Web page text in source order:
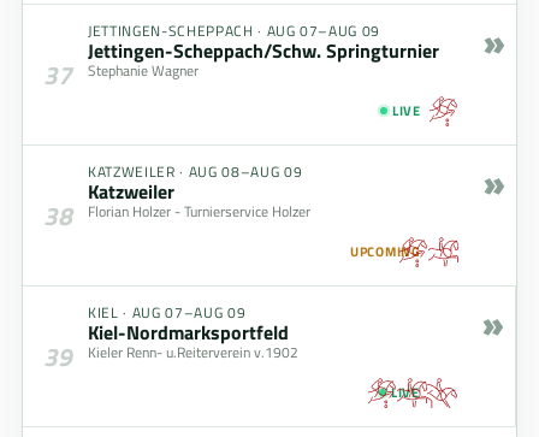
37
JETTINGEN-SCHEPPACH · AUG 07–AUG 09
Jettingen-Scheppach/Schw. Springturnier
Stephanie Wagner
LIVE
»
38
KATZWEILER · AUG 08–AUG 09
Katzweiler
Florian Holzer - Turnierservice Holzer
UPCOMING
»
39
KIEL · AUG 07–AUG 09
Kiel-Nordmarksportfeld
Kieler Renn- u.Reiterverein v.1902
LIVE
»